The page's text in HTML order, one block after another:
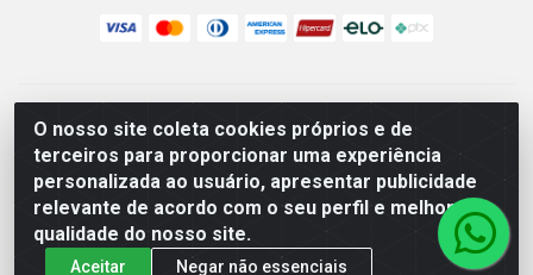
O nosso site coleta cookies próprios e de
terceiros para proporcionar uma experiência
personalizada ao usuário, apresentar publicidade
relevante de acordo com o seu perfil e melhorar a
qualidade do nosso site.
Aceitar Negar não essenciais
EP Elétrica LTDA - 18.621.731/0005-43 - Itabaiana/SE - CEP:
49511-899
EP Elétrica LTDA - 48.594.570/0001-83 - Itabaiana/SE - CEP:
49511-899